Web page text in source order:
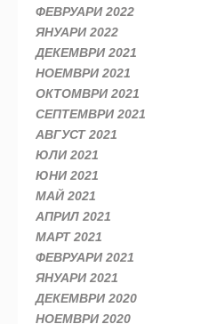
ФЕВРУАРИ 2022
ЯНУАРИ 2022
ДЕКЕМВРИ 2021
НОЕМВРИ 2021
ОКТОМВРИ 2021
СЕПТЕМВРИ 2021
АВГУСТ 2021
ЮЛИ 2021
ЮНИ 2021
МАЙ 2021
АПРИЛ 2021
МАРТ 2021
ФЕВРУАРИ 2021
ЯНУАРИ 2021
ДЕКЕМВРИ 2020
НОЕМВРИ 2020